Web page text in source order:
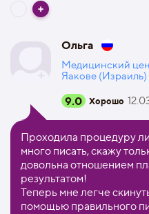
Ольга
Медицинский
Яакове (Израиль)
9.0 Хорошо
Проходила процедуру
много писать, скажу
довольна отношением
результатом!
Теперь мне легче
помощью правильного